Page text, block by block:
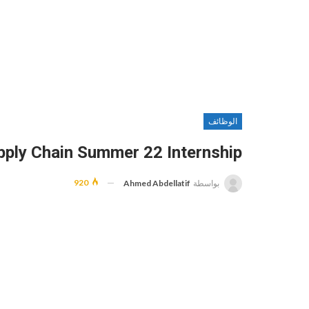
الوظائف
Chain Summer 22 Internship
بواسطة Ahmed Abdellatif
920